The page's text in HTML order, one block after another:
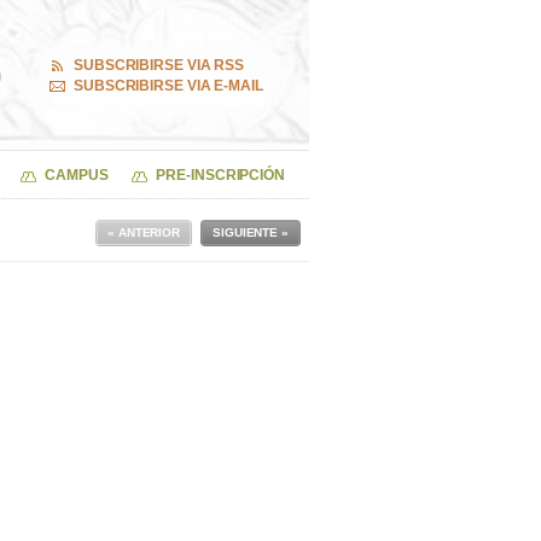
SUBSCRIBIRSE VIA RSS
SUBSCRIBIRSE VIA E-MAIL
CAMPUS PRE-INSCRIPCIÓN
SIGUIENTE »
« ANTERIOR